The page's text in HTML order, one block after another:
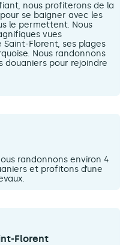
nous profiterons de la
se baigner avec les
le permettent. Nous
vues
Florent, ses plages
Nous randonnons
douaniers pour rejoindre
randonnons environ 4
et profitons d’une
Florent